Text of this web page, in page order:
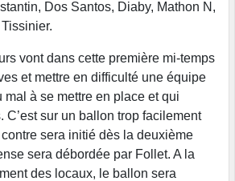
Dos Santos, Diaby, Mathon N,
vont dans cette première mi-temps
et mettre en difficulté une équipe
à se mettre en place et qui
C’est sur un ballon trop facilement
sera initié dès la deuxième
sera débordée par Follet. A la
des locaux, le ballon sera